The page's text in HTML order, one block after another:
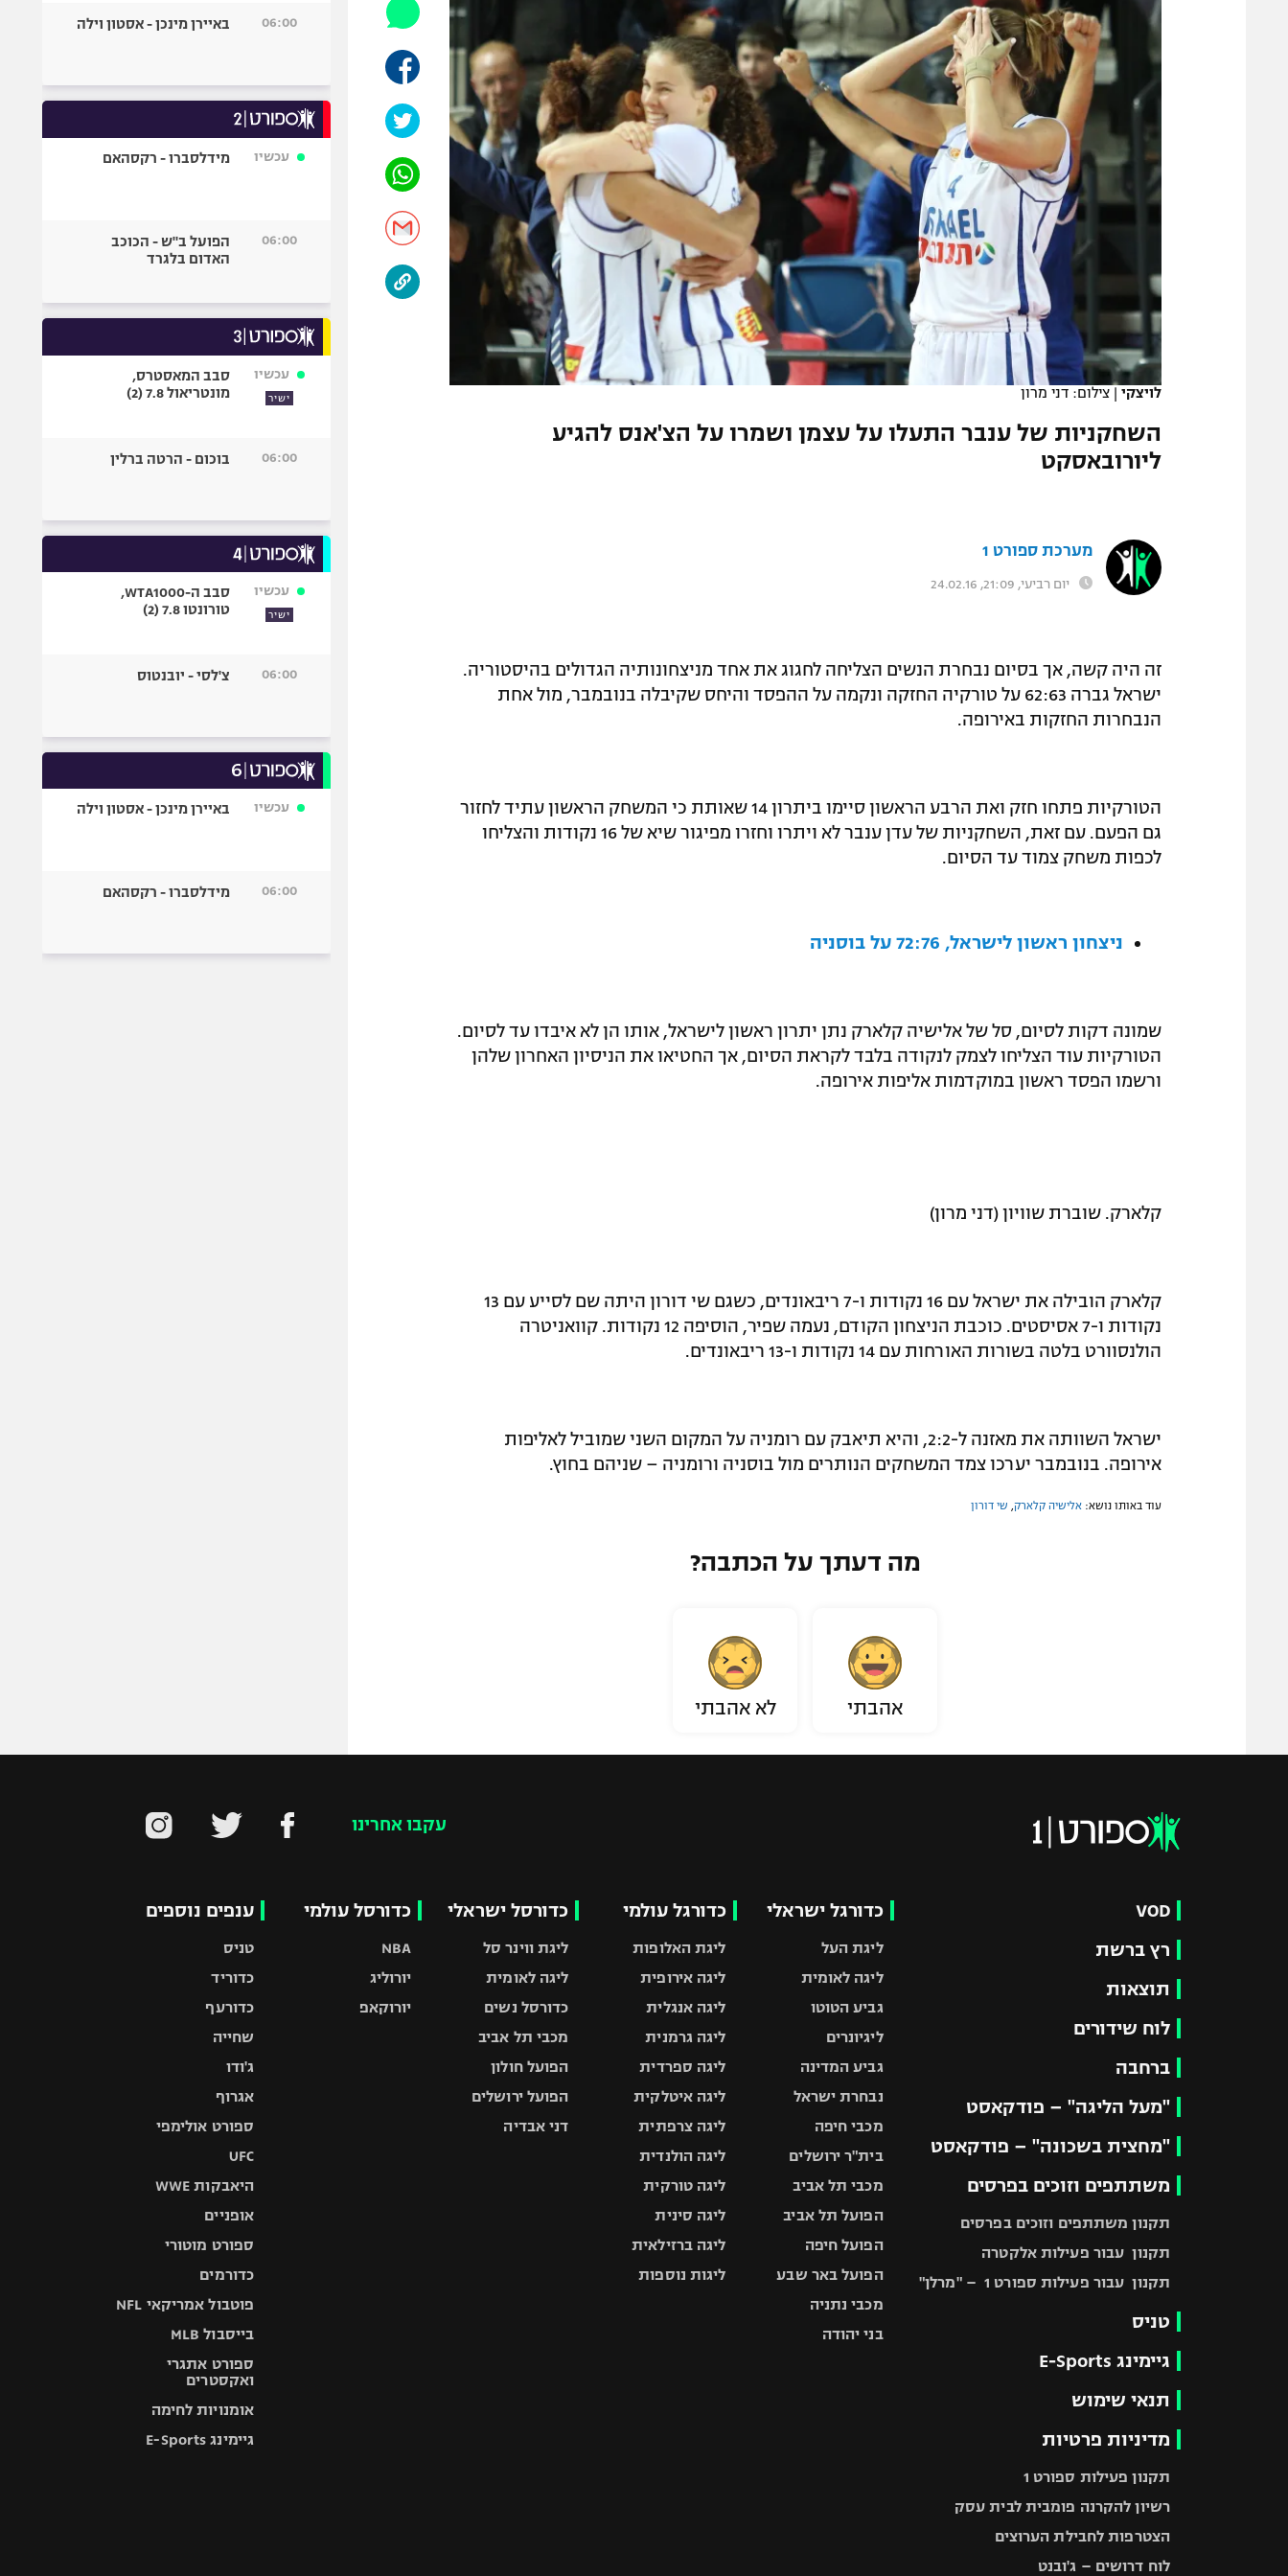
תקנון משתתפים וזוכים בפרסים
תקנון עבור פעילות אלקטרה
תקנון עבור פעילות ספורט 1 – "מרלן"
גיימינג E-Sports
מדיניות פרטיות
תקנון פעילות ספורט 1
רשיון להקרנה פומבית לבית עסק
הצטרפות לחבילת הערוצים
לוח דרושים – ג'ובנט
המגזין
הפועל תל אביב
הפועל חיפה
הפועל באר שבע
מכבי נתניה
בני יהודה
ליגה סינית
ליגה ברזילאית
ליגות נוספות
אופניים
כדורמים
פוטבול אמריקאי NFL
בייסבול MLB
גיימינג E-Sports
לויצקי | צילום: דני מרון
השחקניות של ענבר התעלו על עצמן ושמרו על הצ'אנס להגיע
ליורובאסקט
מערכת ספורט 1
יום רביעי, 21:09, 24.02.16
זה היה קשה, אך בסיום נבחרת הנשים הצליחה לחגוג את אחד מניצחונותיה הגדולים בהיסטוריה.
ישראל גברה 62:63 על טורקיה החזקה ונקמה על ההפסד והיחס שקיבלה בנובמבר, מול אחת
הנבחרות החזקות באירופה.
הטורקיות פתחו חזק ואת הרבע הראשון סיימו ביתרון 14 שאותת כי המשחק הראשון עתיד לחזור
גם הפעם. עם זאת, השחקניות של עדן ענבר לא ויתרו וחזרו מפיגור שיא של 16 נקודות והצליחו
לכפות משחק צמוד עד הסיום.
ניצחון ראשון לישראל, 72:76 על בוסניה
שמונה דקות לסיום, סל של אלישיה קלארק נתן יתרון ראשון לישראל, אותו הן לא איבדו עד לסיום.
הטורקיות עוד הצליחו לצמק לנקודה בלבד לקראת הסיום, אך החטיאו את הניסיון האחרון שלהן
ורשמו הפסד ראשון במוקדמות אליפות אירופה.
קלארק. שוברת שוויון (דני מרון)
קלארק הובילה את ישראל עם 16 נקודות ו-7 ריבאונדים, כשגם שי דורון היתה שם לסייע עם 13
נקודות ו-7 אסיסטים. כוכבת הניצחון הקודם, נעמה שפיר, הוסיפה 12 נקודות. קוואניטרה
הולנסוורט בלטה בשורות האורחות עם 14 נקודות ו-13 ריבאונדים.
ישראל השוותה את מאזנה ל-2:2, והיא תיאבק עם רומניה על המקום השני שמוביל לאליפות
אירופה. בנובמבר יערכו צמד המשחקים הנותרים מול בוסניה ורומניה – שניהם בחוץ.
עוד באותו נושא: אלישיה קלארק שי דורון
מה דעתך על הכתבה?
אהבתי לא אהבתי
06:00 באיירן מינכן - אסטון וילה
עכשיו מידלסברו - רקסהאם
06:00
הפועל ב"ש - הכוכב
האדום בלגרד
עכשיו
ישיר
סבב המאסטרס,
מונטריאול 7.8 (2)
06:00 בוכום - הרטה ברלין
עכשיו
ישיר
סבב ה-WTA1000,
טורונטו 7.8 (2)
06:00 צ'לסי - יובנטוס
עכשיו באיירן מינכן - אסטון וילה
06:00 מידלסברו - רקסהאם
עקבו אחרינו
VOD
רץ ברשת
תוצאות
לוח שידורים
ברחבה
"מעל הליגה" – פודקאסט
"מחצית בשכונה" – פודקאסט
משתתפים וזוכים בפרסים
תקנון משתתפים וזוכים בפרסים
תקנון עבור פעילות אלקטרה
תקנון עבור פעילות ספורט 1 – "מרלן"
טניס
גיימינג E-Sports
תנאי שימוש
מדיניות פרטיות
תקנון פעילות ספורט 1
רשיון להקרנה פומבית לבית עסק
הצטרפות לחבילת הערוצים
לוח דרושים – ג'ובנט
כדורגל ישראלי
ליגת העל
ליגה לאומית
גביע הטוטו
ליגיונרים
גביע המדינה
נבחרת ישראל
מכבי חיפה
בית"ר ירושלים
מכבי תל אביב
הפועל תל אביב
הפועל חיפה
הפועל באר שבע
מכבי נתניה
בני יהודה
כדורגל עולמי
ליגת האלופות
ליגה אירופית
ליגה אנגלית
ליגה גרמנית
ליגה ספרדית
ליגה איטלקית
ליגה צרפתית
ליגה הולנדית
ליגה טורקית
ליגה סינית
ליגה ברזילאית
ליגות נוספות
כדורסל ישראלי
ליגת ווינר סל
ליגה לאומית
כדורסל נשים
מכבי תל אביב
הפועל חולון
הפועל ירושלים
דני אבדיה
כדורסל עולמי
NBA
יורוליג
יורוקאפ
ענפים נוספים
טניס
כדוריד
כדורעף
שחייה
ג'ודו
אגרוף
ספורט אולימפי
UFC
היאבקות WWE
אופניים
ספורט מוטורי
כדורמים
פוטבול אמריקאי NFL
בייסבול MLB
ספורט אתגרי
ואקסטרים
אומנויות לחימה
גיימינג E-Sports